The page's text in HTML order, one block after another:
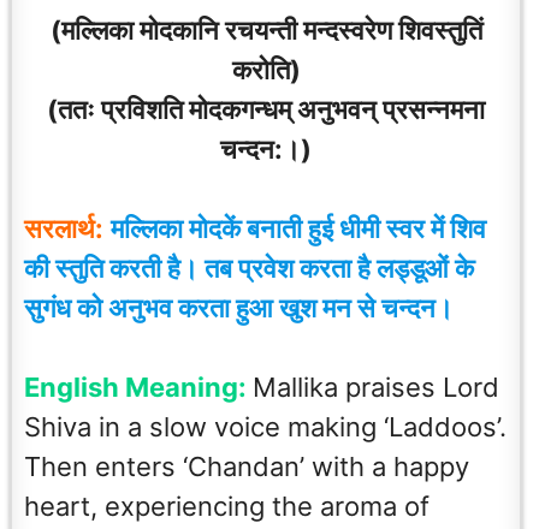
(मल्लिका मोदकानि रचयन्ती मन्दस्वरेण शिवस्तुतिं
करोति)
(ततः प्रविशति मोदकगन्धम् अनुभवन् प्रसन्नमना
चन्दन:।)
सरलार्थ: मल्लिका मोदकें बनाती हुई धीमी स्वर में शिव
की स्तुति करती है। तब प्रवेश करता है लड्डूओं के
सुगंध को अनुभव करता हुआ खुश मन से चन्दन।
English Meaning: Mallika praises Lord
Shiva in a slow voice making ‘Laddoos’.
Then enters ‘Chandan’ with a happy
heart, experiencing the aroma of